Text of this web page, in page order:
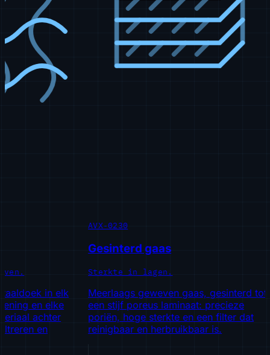
in elk
en elke
achter
en
AVX-0230
Gesinterd gaas
Sterkte in lagen.
Meerlaags geweven gaas, gesinterd tot
een stijf poreus laminaat: precieze
poriën, hoge sterkte en een filter dat
reinigbaar en herbruikbaar is.